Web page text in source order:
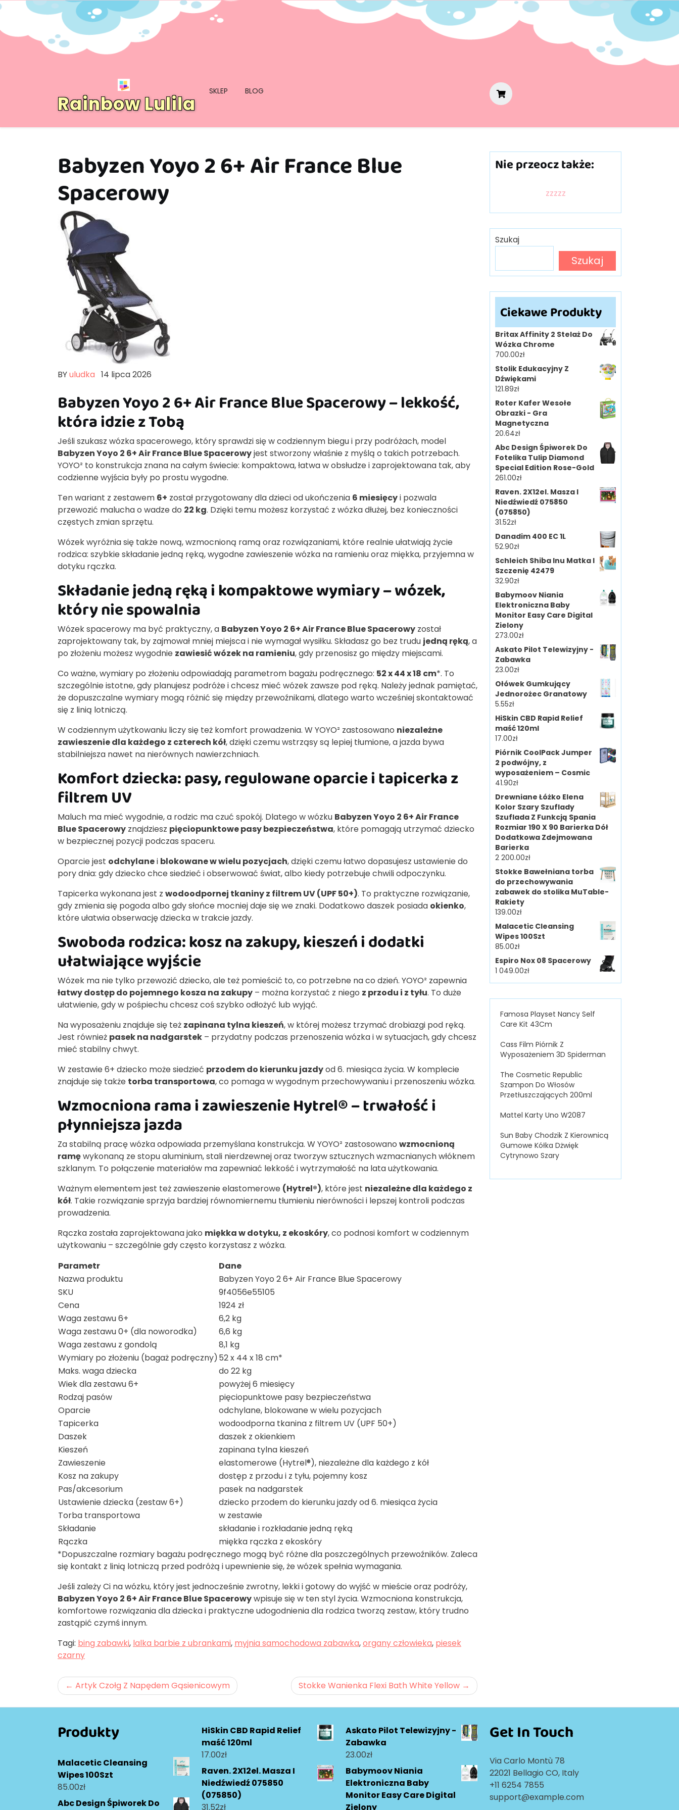
Skip
content
Rainbow Lulila
SKLEP BLOG
Babyzen Yoyo 2 6+ Air France Blue
Spacerowy
BYuludka 14 lipca 2026
Babyzen Yoyo 2 6+ Air France Blue Spacerowy – lekkość,
która idzie z Tobą
Jeśli szukasz wózka spacerowego, który sprawdzi się w codziennym biegu i przy podróżach, model
Babyzen Yoyo 2 6+ Air France Blue Spacerowyjest stworzony właśnie z myślą o takich potrzebach.
YOYO² to konstrukcja znana na całym świecie: kompaktowa, łatwa w obsłudze i zaprojektowana tak, aby
codzienne wyjścia były po prostu wygodne.
Ten wariant z zestawem 6+ został przygotowany dla dzieci od ukończenia 6 miesięcyi pozwala
przewozić malucha o wadze do 22 kg. Dzięki temu możesz korzystać z wózka dłużej, bez konieczności
częstych zmian sprzętu.
Wózek wyróżnia się także nową, wzmocnioną ramą oraz rozwiązaniami, które realnie ułatwiają życie
rodzica: szybkie składanie jedną ręką, wygodne zawieszenie wózka na ramieniu oraz miękka, przyjemna w
dotyku rączka.
Składanie jedną ręką i kompaktowe wymiary – wózek,
który nie spowalnia
Wózek spacerowy ma być praktyczny, a Babyzen Yoyo 2 6+ Air France Blue Spacerowy został
zaprojektowany tak, by zajmował mniej miejsca i nie wymagał wysiłku. Składasz go bez trudu jedną ręką, a
po złożeniu możesz wygodnie zawiesić wózek na ramieniu, gdy przenosisz go między miejscami.
Co ważne, wymiary po złożeniu odpowiadają parametrom bagażu podręcznego: 52 x 44 x 18 cm*. To
szczególnie istotne, gdy planujesz podróże i chcesz mieć wózek zawsze pod ręką. Należy jednak pamiętać,
że dopuszczalne wymiary mogą różnić się między przewoźnikami, dlatego warto wcześniej skontaktować
się z linią lotniczą.
W codziennym użytkowaniu liczy się też komfort prowadzenia. W YOYO² zastosowano niezależne
zawieszenie dla każdego z czterech kół, dzięki czemu wstrząsy są lepiej tłumione, a jazda bywa
stabilniejsza nawet na nierównych nawierzchniach.
Komfort dziecka: pasy, regulowane oparcie i tapicerka z
filtrem UV
Maluch ma mieć wygodnie, a rodzic ma czuć spokój. Dlatego w wózku Babyzen Yoyo 2 6+ Air France
Blue Spacerowy znajdziesz pięciopunktowe pasy bezpieczeństwa, które pomagają utrzymać dziecko
w bezpiecznej pozycji podczas spaceru.
Oparcie jest odchylanei blokowane w wielu pozycjach, dzięki czemu łatwo dopasujesz ustawienie do
pory dnia: gdy dziecko chce siedzieć i obserwować świat, albo kiedy potrzebuje chwili odpoczynku.
Tapicerka wykonana jest z wodoodpornej tkaniny z filtrem UV (UPF 50+). To praktyczne rozwiązanie,
gdy zmienia się pogoda albo gdy słońce mocniej daje się we znaki. Dodatkowo daszek posiada okienko,
które ułatwia obserwację dziecka w trakcie jazdy.
Swoboda rodzica: kosz na zakupy, kieszeń i dodatki
ułatwiające wyjście
Wózek ma nie tylko przewozić dziecko, ale też pomieścić to, co potrzebne na co dzień. YOYO² zapewnia
łatwy dostęp do pojemnego kosza na zakupy – można korzystać z niego z przodu i z tyłu. To duże
ułatwienie, gdy w pośpiechu chcesz coś szybko odłożyć lub wyjąć.
Na wyposażeniu znajduje się też zapinana tylna kieszeń, w której możesz trzymać drobiazgi pod ręką.
Jest również pasek na nadgarstek – przydatny podczas przenoszenia wózka i w sytuacjach, gdy chcesz
mieć stabilny chwyt.
W zestawie 6+ dziecko może siedzieć przodem do kierunku jazdyod 6. miesiąca życia. W komplecie
znajduje się także torba transportowa, co pomaga w wygodnym przechowywaniu i przenoszeniu wózka.
Wzmocniona rama i zawieszenie Hytrel® – trwałość i
płynniejsza jazda
Za stabilną pracę wózka odpowiada przemyślana konstrukcja. W YOYO² zastosowano wzmocnioną
ramęwykonaną ze stopu aluminium, stali nierdzewnej oraz tworzyw sztucznych wzmacnianych włóknem
szklanym. To połączenie materiałów ma zapewniać lekkość i wytrzymałość na lata użytkowania.
Ważnym elementem jest też zawieszenie elastomerowe (Hytrel®), które jest niezależne dla każdego z
kół. Takie rozwiązanie sprzyja bardziej równomiernemu tłumieniu nierówności i lepszej kontroli podczas
prowadzenia.
Rączka została zaprojektowana jako miękka w dotyku, z ekoskóry, co podnosi komfort w codziennym
użytkowaniu – szczególnie gdy często korzystasz z wózka.
Parametr
Dane
Nazwa produktu
Babyzen Yoyo 2 6+ Air France Blue Spacerowy
SKU
9f4056e55105
Cena
1924 zł
Waga zestawu 6+
6,2 kg
Waga zestawu 0+ (dla noworodka)
6,6 kg
Waga zestawu z gondolą
8,1 kg
Wymiary po złożeniu (bagaż podręczny)52 x 44 x 18 cm*
Maks. waga dziecka
do 22 kg
Wiek dla zestawu 6+
powyżej 6 miesięcy
Rodzaj pasów
pięciopunktowe pasy bezpieczeństwa
Oparcie
odchylane, blokowane w wielu pozycjach
Tapicerka
wodoodporna tkanina z filtrem UV (UPF 50+)
Daszek
daszek z okienkiem
Kieszeń
zapinana tylna kieszeń
Zawieszenie
elastomerowe (Hytrel®), niezależne dla każdego z kół
Kosz na zakupy
dostęp z przodu i z tyłu, pojemny kosz
Pas/akcesorium
pasek na nadgarstek
Ustawienie dziecka (zestaw 6+)
dziecko przodem do kierunku jazdy od 6. miesiąca życia
Torba transportowa
w zestawie
Składanie
składanie i rozkładanie jedną ręką
Rączka
miękka rączka z ekoskóry
*Dopuszczalne rozmiary bagażu podręcznego mogą być różne dla poszczególnych przewoźników. Zaleca
się kontakt z linią lotniczą przed podróżą i upewnienie się, że wózek spełnia wymagania.
Jeśli zależy Ci na wózku, który jest jednocześnie zwrotny, lekki i gotowy do wyjść w mieście oraz podróży,
Babyzen Yoyo 2 6+ Air France Blue Spacerowywpisuje się w ten styl życia. Wzmocniona konstrukcja,
komfortowe rozwiązania dla dziecka i praktyczne udogodnienia dla rodzica tworzą zestaw, który trudno
zastąpić czymś innym.
Tagi: bing zabawki, lalka barbie z ubrankami, myjnia samochodowa zabawka,organy człowieka, piesek
czarny
Nawigacja
wpisu
Artyk Czołg Z Napędem Gąsienicowym Stokke Wanienka Flexi Bath White Yellow
Nie przeocz także:
zzzzz
Szukaj
Szukaj
Ciekawe Produkty
Britax Affinity 2 Stelaż Do
Wózka Chrome
700.00zł
Stolik Edukacyjny Z
Dźwiękami
121.89zł
Roter Kafer Wesołe
Obrazki - Gra
Magnetyczna
20.64zł
Abc Design Śpiworek Do
Fotelika Tulip Diamond
Special Edition Rose-Gold
261.00zł
Raven. 2X12el. Masza I
Niedźwiedź 075850
(075850)
31.52zł
Danadim 400 EC 1L
52.90zł
Schleich Shiba Inu Matka I
Szczenię 42479
32.90zł
Babymoov Niania
Elektroniczna Baby
Monitor Easy Care Digital
Zielony
273.00zł
Askato Pilot Telewizyjny -
Zabawka
23.00zł
Ołówek Gumkujący
Jednorożec Granatowy
5.55zł
HiSkin CBD Rapid Relief
maść 120ml
17.00zł
Piórnik CoolPack Jumper
2 podwójny, z
wyposażeniem – Cosmic
41.90zł
Drewniane Łóżko Elena
Kolor Szary Szuflady
Szuflada Z Funkcją Spania
Rozmiar 190 X 90 Barierka Dół
Dodatkowa Zdejmowana
Barierka
2 200.00zł
Stokke Bawełniana torba
do przechowywania
zabawek do stolika MuTable-
Rakiety
139.00zł
Malacetic Cleansing
Wipes 100Szt
85.00zł
Espiro Nox 08 Spacerowy
1 049.00zł
Famosa Playset Nancy Self
Care Kit 43Cm
Cass Film Piórnik Z
Wyposażeniem 3D Spiderman
The Cosmetic Republic
Szampon Do Włosów
Przetłuszczających 200ml
Mattel Karty Uno W2087
Sun Baby Chodzik Z Kierownicą
Gumowe Kółka Dżwięk
Cytrynowo Szary
Produkty
Malacetic Cleansing
Wipes 100Szt
85.00zł
Abc Design Śpiworek Do
HiSkin CBD Rapid Relief
maść 120ml
17.00zł
Raven. 2X12el. Masza I
Niedźwiedź 075850
(075850)
31.52zł
Askato Pilot Telewizyjny -
Zabawka
23.00zł
Babymoov Niania
Elektroniczna Baby
Monitor Easy Care Digital
Zielony
Get In Touch
Via Carlo Montù 78
22021 Bellagio CO, Italy
+11 6254 7855
support@example.com